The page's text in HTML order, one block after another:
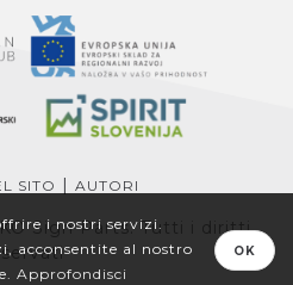
SITO | AUTORI
Sign Parts. Tutti i diritti
i nostri servizi.
acconsentite al nostro
Approfondisci
OK